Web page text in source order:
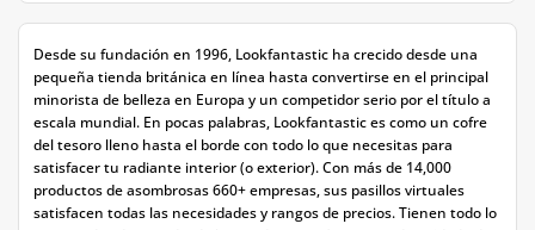
Desde su fundación en 1996, Lookfantastic ha crecido desde una
pequeña tienda británica en línea hasta convertirse en el principal
minorista de belleza en Europa y un competidor serio por el título a
escala mundial. En pocas palabras, Lookfantastic es como un cofre
del tesoro lleno hasta el borde con todo lo que necesitas para
satisfacer tu radiante interior (o exterior). Con más de 14,000
productos de asombrosas 660+ empresas, sus pasillos virtuales
satisfacen todas las necesidades y rangos de precios. Tienen todo lo